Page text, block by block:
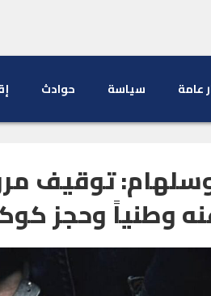
عامة سياسة حوادث
توقيف
وطنياً وحجز